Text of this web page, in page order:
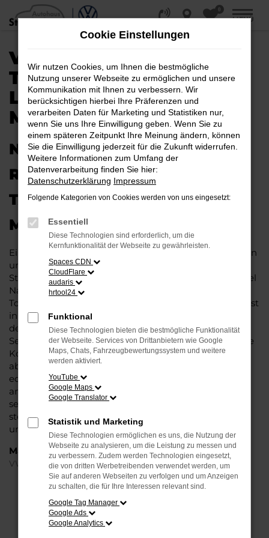
Zum
Hauptinhalt
0
MENÜ
VW TOUAREG
TAGESZULASSUNG |
LIEFERSERVICE NACH
MÜNSTER
NEUES FAHRZEUG MIT VIEL
RABATT: IHRE VW TOUAREG
TAGESZULASSUNG FÜR
MÜNSTER
Ein Neuwagen muss nicht teuer sein. Unser Kundinnen
und Kunden aus Münster und anderswo erhalten bei
Steinböhmer eine VW Touareg Tageszulassung mit viel
Nachlass und ohne Abstriche bei der Qualität. VW
Touareg Tageszulassung: das klingt wie ein Trick und ist
in der Tat ein kleiner Kunstgriff, mit dem Autohändler
den Kauf zu günstigeren Preisen möglich machen.
Seitens der Automobilhersteller werden stets nur enge
Korridore für die Preissetzung bei Neuwagen
abgesteckt. Eine VW Touareg Tageszulassung ist ein
echter Neuwagen, der für einen Tag in Münster oder
anderswo zugelassen wurde. Dabei versteht sich von
selbst, dass der Kilometerstand bei Null komma Null
steht und Sie nach dem Kauf die erste Fahrt
unternehmen können.
Marken
VW
FEHLER: NETWORK ERROR
Beim Laden ist ein Fehler aufgetreten.
Cookie Einstellungen
Wir nutzen Cookies, um Ihnen die bestmögliche
Nutzung unserer Webseite zu ermöglichen und unsere
Kommunikation mit Ihnen zu verbessern. Wir
berücksichtigen hierbei Ihre Präferenzen und
verarbeiten Daten für Marketing und Statistiken nur,
wenn Sie uns Ihre Einwilligung geben. Wenn Sie zu
einem späteren Zeitpunkt Ihre Meinung ändern, können
Sie die Einwilligung jederzeit für die Zukunft widerrufen.
Weitere Informationen zum Umfang der
Datenverarbeitung finden Sie hier:
Datenschutzerklärung Impressum
Folgende Kategorien von Cookies werden von uns eingesetzt:
Essentiell
Diese Technologien sind erforderlich, um die
Kernfunktionalität der Webseite zu gewährleisten.
Spaces CDN
CloudFlare
audaris
hrtool24
Funktional
Diese Technologien bieten die bestmögliche Funktionalität
der Webseite. Services von Drittanbietern wie Google
Maps, Chats, Fahrzeugbewertungssystem und weitere
werden aktiviert.
YouTube
Google Maps
Google Translator
Statistik und Marketing
Diese Technologien ermöglichen es uns, die Nutzung der
Webseite zu analysieren, um die Leistung zu messen und
zu verbessern. Zudem werden Technologien eingesetzt,
die von dritten Werbetreibenden verwendet werden, um
Sie auf anderen Webseiten zu verfolgen und um Anzeigen
zu schalten, die für Ihre Interessen relevant sind.
Google Tag Manager
Google Ads
Google Analytics